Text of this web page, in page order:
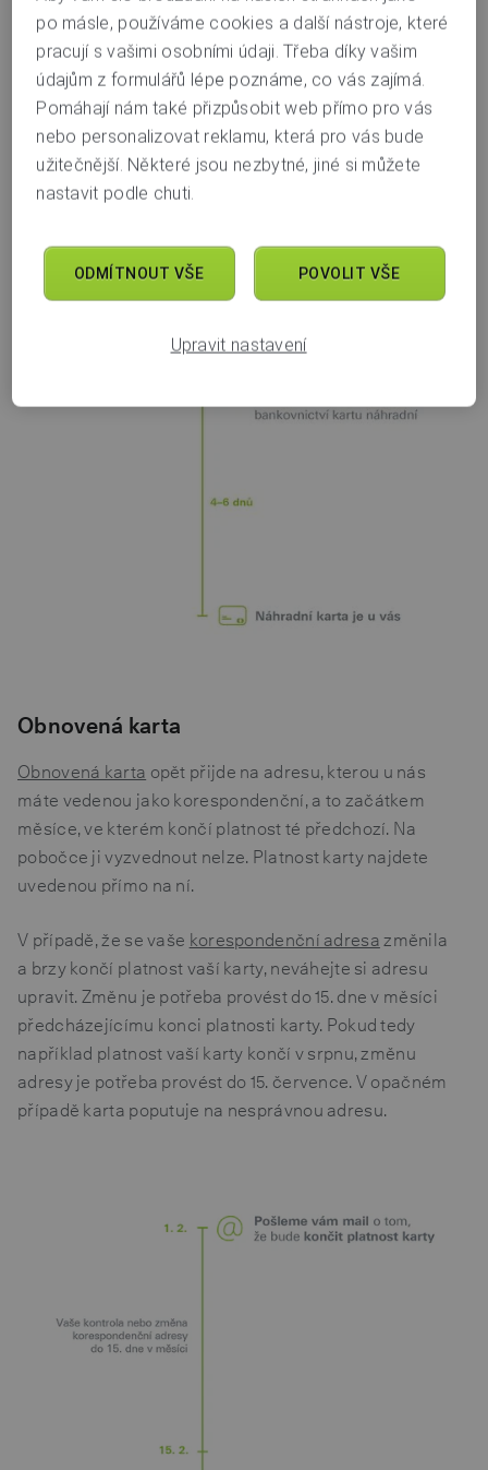
Obnovená karta
Obnovená karta opět přijde na adresu, kterou u nás
máte vedenou jako korespondenční, a to začátkem
měsíce, ve kterém končí platnost té předchozí. Na
pobočce ji vyzvednout nelze. Platnost karty najdete
uvedenou přímo na ní.
V případě, že se vaše korespondenční adresa změnila
a brzy končí platnost vaší karty, neváhejte si adresu
upravit. Změnu je potřeba provést do 15. dne v měsíci
předcházejícímu konci platnosti karty. Pokud tedy
například platnost vaší karty končí v srpnu, změnu
adresy je potřeba provést do 15. července. V opačném
případě karta poputuje na nesprávnou adresu.
po másle, používáme cookies a další nástroje, které
pracují s vašimi osobními údaji. Třeba díky vašim
údajům z formulářů lépe poznáme, co vás zajímá.
Pomáhají nám také přizpůsobit web přímo pro vás
nebo personalizovat reklamu, která pro vás bude
užitečnější. Některé jsou nezbytné, jiné si můžete
nastavit podle chuti.
ODMÍTNOUT VŠE POVOLIT VŠE
Upravit nastavení